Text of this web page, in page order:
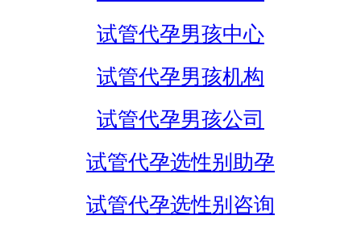
试管代孕男孩中心
试管代孕男孩机构
试管代孕男孩公司
试管代孕选性别助孕
试管代孕选性别咨询